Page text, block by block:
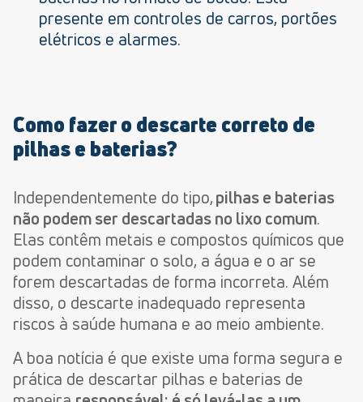
presente em controles de carros, portões
elétricos e alarmes.
Como fazer o descarte correto de
pilhas e baterias?
Independentemente do tipo,pilhas e baterias
não podem ser descartadas no lixo comum.
Elas contêm metais e compostos químicos que
podem contaminar o solo, a água e o ar se
forem descartadas de forma incorreta. Além
disso, o descarte inadequado representa
riscos à saúde humana e ao meio ambiente.
A boa notícia é que existe uma forma segura e
prática de descartar pilhas e baterias de